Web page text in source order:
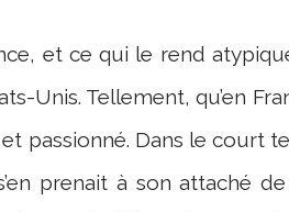
et ce qui le rend
Unis. Tellement, qu’en
passionné. Dans le court
prenait à son attaché